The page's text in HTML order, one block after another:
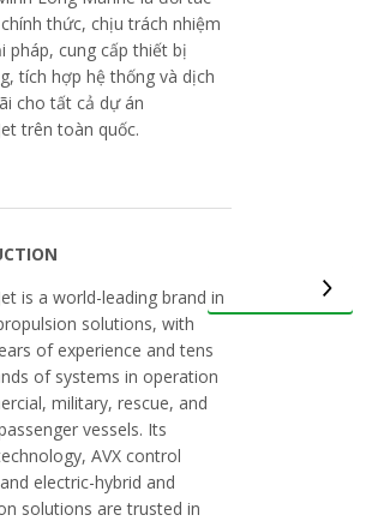
thức, chịu trách nhiệm
pháp, cung cấp thiết bị
tích hợp hệ thống và dịch
cho tất cả dự án
trên toàn quốc.
is a world-leading brand in
solutions, with
of experience and tens
of systems in operation
military, rescue, and
vessels. Its
AVX control
electric-hybrid and
solutions are trusted in